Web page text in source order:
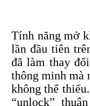
Tính năng mở
lần đầu tiên
đã làm thay
thông minh mà
không thể
“unlock”